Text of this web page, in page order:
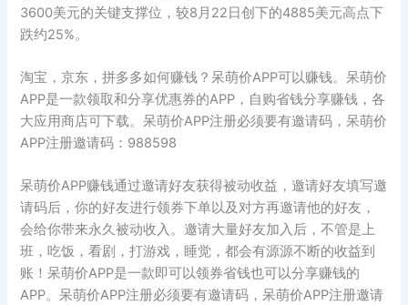
3600美元的关键支撑位，较8月22日创下的4885美元高点下
跌约25%。
淘宝，京东，拼多多如何赚钱？呆萌价APP可以赚钱。呆萌价
APP是一款领取和分享优惠券的APP，自购省钱分享赚钱，各
大应用商店可下载。呆萌价APP注册必须要有邀请码，呆萌价
APP注册邀请码：988598
呆萌价APP赚钱通过邀请好友获得被动收益，邀请好友填写邀
请码后，你的好友进行领券下单以及对方再邀请他的好友，
会给你带来永久被动收入。邀请大量好友加入后，不管是上
班，吃饭，看剧，打游戏，睡觉，都会有源源不断的收益到
账！呆萌价APP是一款即可以领券省钱也可以分享赚钱的
APP。呆萌价APP注册必须要有邀请码，呆萌价APP注册邀请